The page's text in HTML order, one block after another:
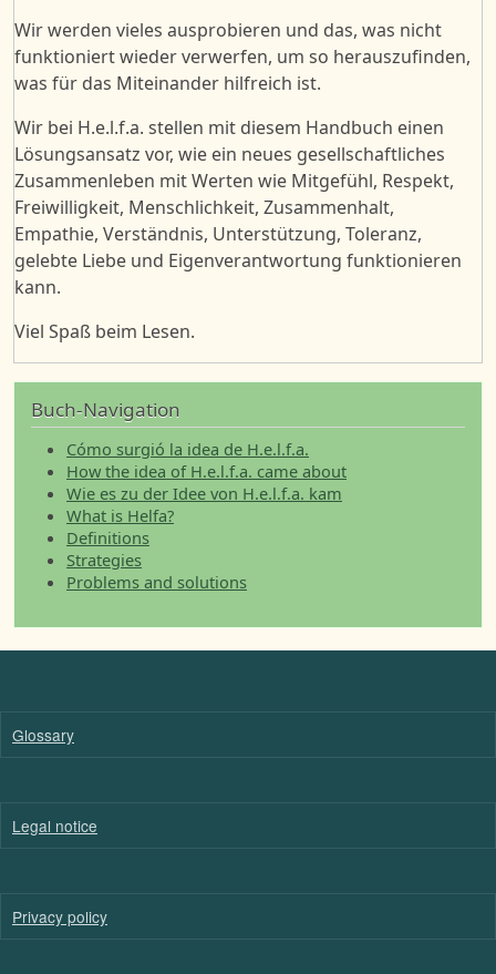
Wir werden vieles ausprobieren und das, was nicht
funktioniertwieder verwerfen, um so herauszufinden,
was für das Miteinander hilfreich ist.
Wir bei H.e.l.f.a. stellen mit diesem Handbuch einen
Lösungsansatz vor, wie ein neues gesellschaftliches
Zusammenleben mit Werten wie Mitgefühl, Respekt,
Freiwilligkeit, Menschlichkeit, Zusammenhalt,
Empathie, Verständnis, Unterstützung, Toleranz,
gelebte Liebe und Eigenverantwortung funktionieren
kann.
Viel Spaß beim Lesen.
Buch-Navigation
Cómo surgió la idea de H.e.l.f.a.
How the idea of H.e.l.f.a. came about
Wie es zu der Idee von H.e.l.f.a. kam
What is Helfa?
Definitions
Strategies
Problems and solutions
Glossary
Legal notice
Privacy policy